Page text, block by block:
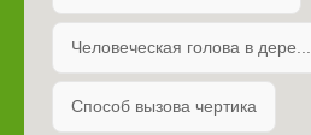
Человеческая голова в дере...
Способ вызова чертика